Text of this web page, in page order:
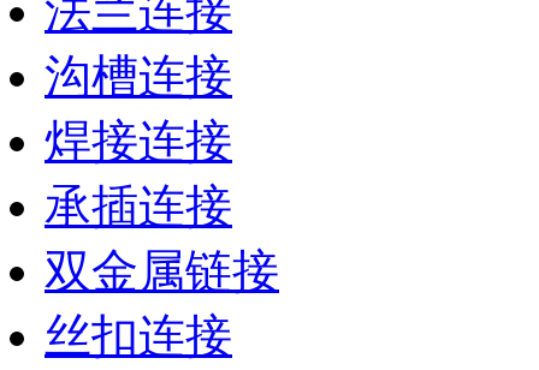
法兰连接
沟槽连接
焊接连接
承插连接
双金属链接
丝扣连接